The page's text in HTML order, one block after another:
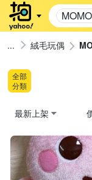
絨毛玩偶
全部
分類
最新上架